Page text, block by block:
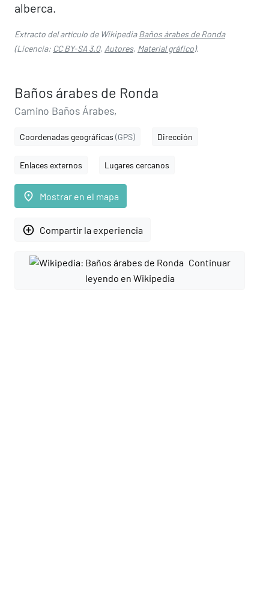
alberca.
Extracto del artículo de WikipediaBaños árabes de Ronda
(Licencia: CC BY-SA 3.0, Autores, Material gráfico).
Baños árabes de Ronda
Camino Baños Árabes,
Coordenadas geográficas (GPS) Dirección
Enlaces externos Lugares cercanos
place Mostrar en el mapa
add_circle_outline Compartir la experiencia
Continuar
leyendo en Wikipedia